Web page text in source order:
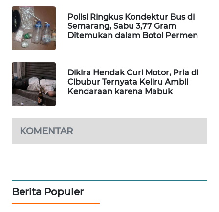
Polisi Ringkus Kondektur Bus di
Semarang, Sabu 3,77 Gram
Ditemukan dalam Botol Permen
Dikira Hendak Curi Motor, Pria di
Cibubur Ternyata Keliru Ambil
Kendaraan karena Mabuk
KOMENTAR
Berita Populer
WAHANA
OTOMOTIF
WAHANA
HEALTH
WAHANA
WISATA
LAPAK
Wahana
Network